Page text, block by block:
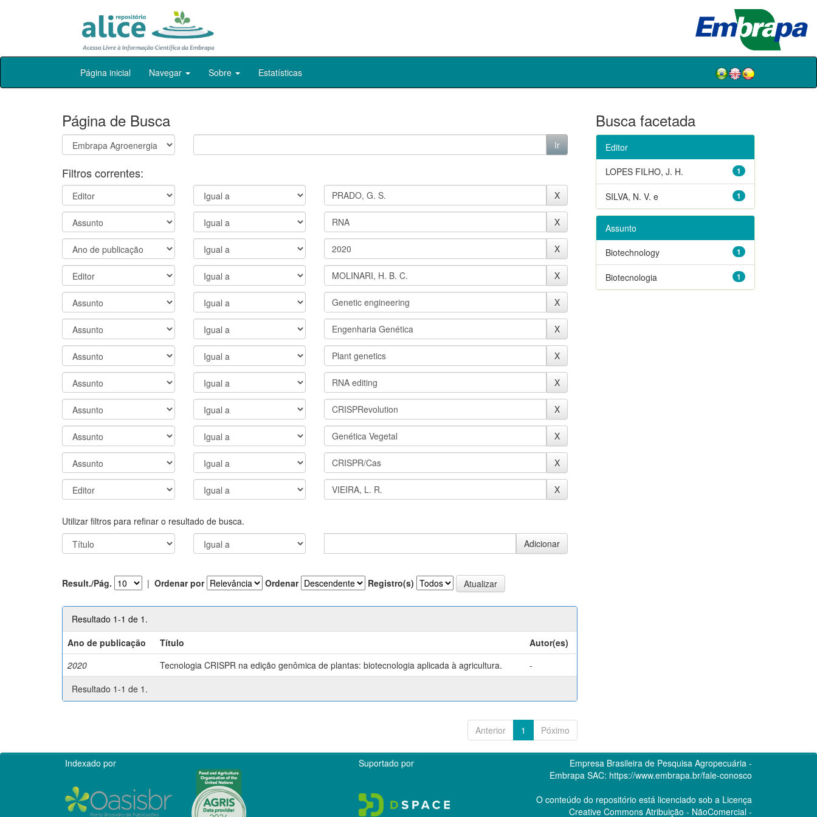
Skip
Página inicial Navegar Sobre Estatísticas
Página de Busca
Filtros correntes:
Utilizar filtros para refinar o resultado de busca.
Result./Pág. | Ordenar por Ordenar Registro(s)
Resultado 1-1 de 1.
Ano de publicação
Título
Autor(es)
2020
Tecnologia CRISPR na edição genômica de plantas: biotecnologia aplicada à agricultura.
-
Resultado 1-1 de 1.
Anterior 1 Póximo
Busca facetada
Editor
1
LOPES FILHO, J. H.
1
SILVA, N. V. e
Assunto
1
Biotechnology
1
Biotecnologia
Indexado por Suportado por
Empresa Brasileira de Pesquisa Agropecuária -
Embrapa SAC: https://www.embrapa.br/fale-conosco
O conteúdo do repositório está licenciado sob a Licença
Creative CommonsAtribuição - NãoComercial -